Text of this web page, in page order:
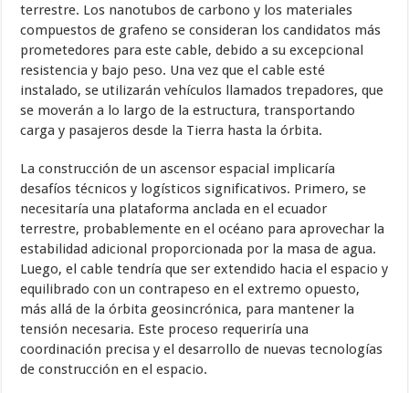
terrestre. Los nanotubos de carbono y los materiales
compuestos de grafeno se consideran los candidatos más
prometedores para este cable, debido a su excepcional
resistencia y bajo peso. Una vez que el cable esté
instalado, se utilizarán vehículos llamados trepadores, que
se moverán a lo largo de la estructura, transportando
carga y pasajeros desde la Tierra hasta la órbita.
La construcción de un ascensor espacial implicaría
desafíos técnicos y logísticos significativos. Primero, se
necesitaría una plataforma anclada en el ecuador
terrestre, probablemente en el océano para aprovechar la
estabilidad adicional proporcionada por la masa de agua.
Luego, el cable tendría que ser extendido hacia el espacio y
equilibrado con un contrapeso en el extremo opuesto,
más allá de la órbita geosincrónica, para mantener la
tensión necesaria. Este proceso requeriría una
coordinación precisa y el desarrollo de nuevas tecnologías
de construcción en el espacio.